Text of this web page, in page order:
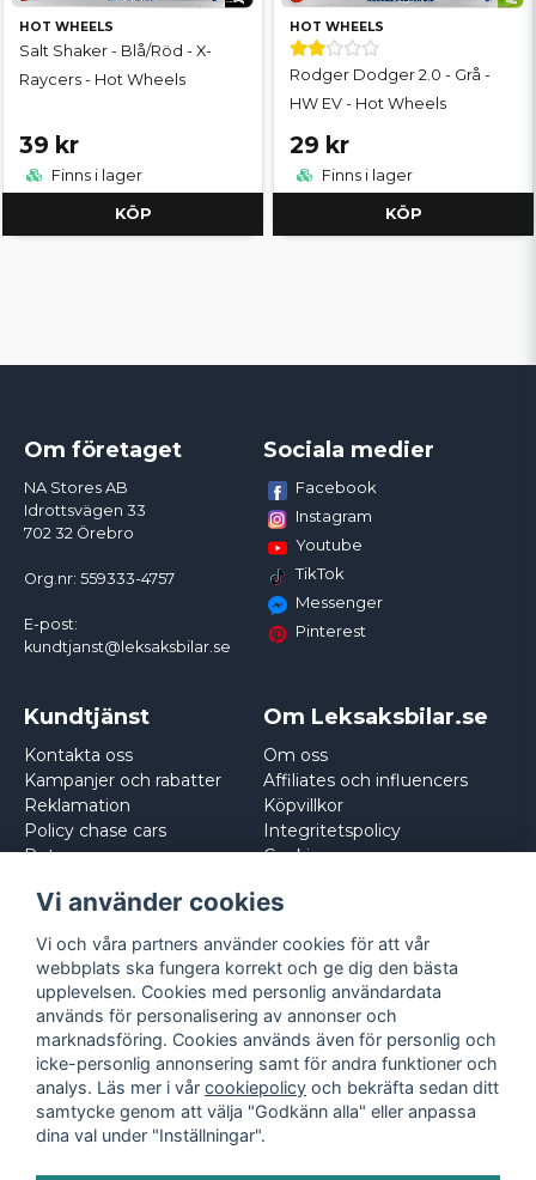
HOT WHEELS
Salt Shaker - Blå/Röd - X-
Raycers - Hot Wheels
39 kr
Finns i lager
KÖP
HOT WHEELS
Rodger Dodger 2.0 - Grå -
HW EV - Hot Wheels
29 kr
Finns i lager
KÖP
Om företaget
NA Stores AB
Idrottsvägen 33
702 32 Örebro
Org.nr: 559333-4757
E-post:
kundtjanst@leksaksbilar.se
Sociala medier
Facebook
Instagram
Youtube
TikTok
Messenger
Pinterest
Kundtjänst
Kontakta oss
Kampanjer och rabatter
Reklamation
Policy chase cars
Returnera
Om Leksaksbilar.se
Om oss
Affiliates och influencers
Köpvillkor
Integritetspolicy
Cookies
Vi använder cookies
Vi och våra partners använder cookies för att vår
webbplats ska fungera korrekt och ge dig den bästa
upplevelsen. Cookies med personlig användardata
används för personalisering av annonser och
marknadsföring. Cookies används även för personlig och
icke-personlig annonsering samt för andra funktioner och
analys. Läs mer i vår cookiepolicy och bekräfta sedan ditt
samtycke genom att välja "Godkänn alla" eller anpassa
dina val under "Inställningar".